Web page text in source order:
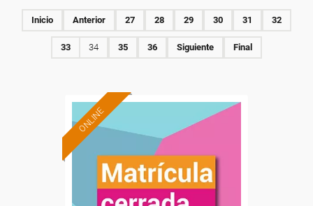
Inicio Anterior 27 28 29 30 31 32
33 34 35 36 Siguiente Final
ONLINE